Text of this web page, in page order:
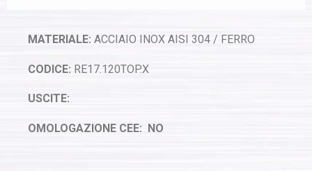
MATERIALE: ACCIAIO INOX AISI 304 / FERRO
CODICE: RE17.120TOP.X
USCITE:
OMOLOGAZIONE CEE: NO